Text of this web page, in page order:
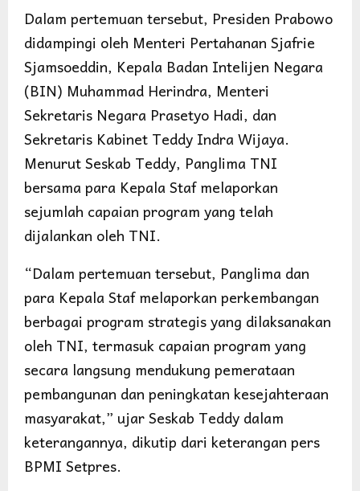
Dalam pertemuan tersebut, Presiden Prabowo
didampingi oleh Menteri Pertahanan Sjafrie
Sjamsoeddin, Kepala Badan Intelijen Negara
(BIN) Muhammad Herindra, Menteri
Sekretaris Negara Prasetyo Hadi, dan
Sekretaris Kabinet Teddy Indra Wijaya.
Menurut Seskab Teddy, Panglima TNI
bersama para Kepala Staf melaporkan
sejumlah capaian program yang telah
dijalankan oleh TNI.
“Dalam pertemuan tersebut, Panglima dan
para Kepala Staf melaporkan perkembangan
berbagai program strategis yang dilaksanakan
oleh TNI, termasuk capaian program yang
secara langsung mendukung pemerataan
pembangunan dan peningkatan kesejahteraan
masyarakat,” ujar Seskab Teddy dalam
keterangannya, dikutip dari keterangan pers
BPMI Setpres.